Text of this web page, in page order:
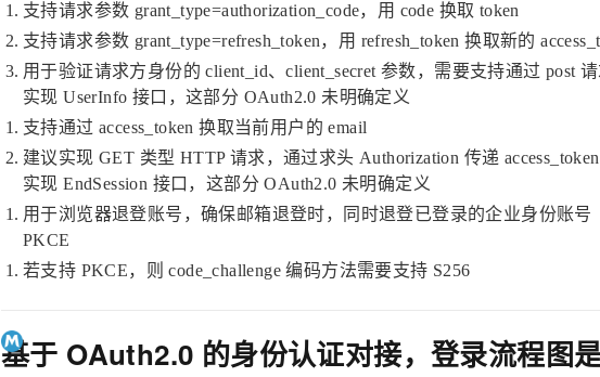
支持请求参数 grant_type=authorization_code，用 code 换取 token
支持请求参数 grant_type=refresh_token，用 refresh_token 换取新的
用于验证请求方身份的 client_id、client_secret 参数，需要支持通过 post
实现 UserInfo 接口，这部分 OAuth2.0 未明确定义
支持通过 access_token 换取当前用户的 email
建议实现 GET 类型 HTTP 请求，通过求头 Authorization 传递 access_token
实现 EndSession 接口，这部分 OAuth2.0 未明确定义
用于浏览器退登账号，确保邮箱退登时，同时退登已登录的企业身份账号
PKCE
若支持 PKCE，则 code_challenge 编码方法需要支持 S256
基于 OAuth2.0 的身份认证对接，登录流程图